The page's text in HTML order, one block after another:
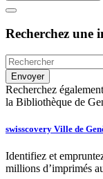
Recherchez une
Recherchez
la Bibliothèque de
swisscovery Ville de
Identifiez et
millions d’imprimés